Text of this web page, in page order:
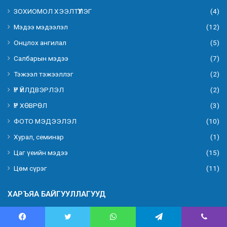
ЗОХИОМОЛ ХЭЭЛТҮҮЛЭГ
(4)
Мэдээ мэдээлэл
(12)
Онцлох ангилал
(5)
Салбарын мэдээ
(7)
Тэжээл тэжээллэг
(2)
ҮР ҮЙЛДВЭРЛЭЛ
(2)
ҮР ХӨВРӨЛ
(3)
ФОТО МЭДЭЭЛЭЛ
(10)
Хурал, семинар
(1)
Цаг үеийн мэдээ
(15)
Цөм сүрэг
(11)
ХАРЪЯА БАЙГУУЛЛАГУУД